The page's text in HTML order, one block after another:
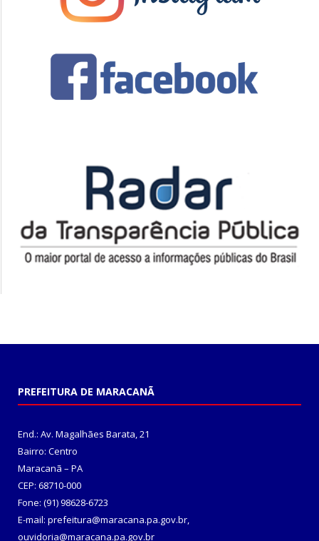
PREFEITURA DE MARACANÃ
End.: Av. Magalhães Barata, 21
Bairro: Centro
Maracanã – PA
CEP: 68710-000
Fone: (91) 98628-6723
E-mail: prefeitura@maracana.pa.gov.br,
ouvidoria@maracana.pa.gov.br